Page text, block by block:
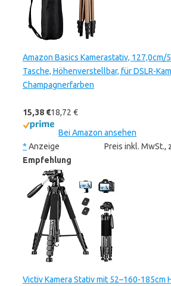
Amazon Basics Kamerastativ, 127,0cm/
Tasche, Höhenverstellbar, für DSLR-
Champagnerfarben
15,38 €18,72 €
Bei Amazon ansehen
* Anzeige
Preis inkl. MwSt.,
Empfehlung
Victiv Kamera Stativ mit 52–160-185cm